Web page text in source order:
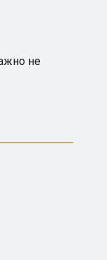
не